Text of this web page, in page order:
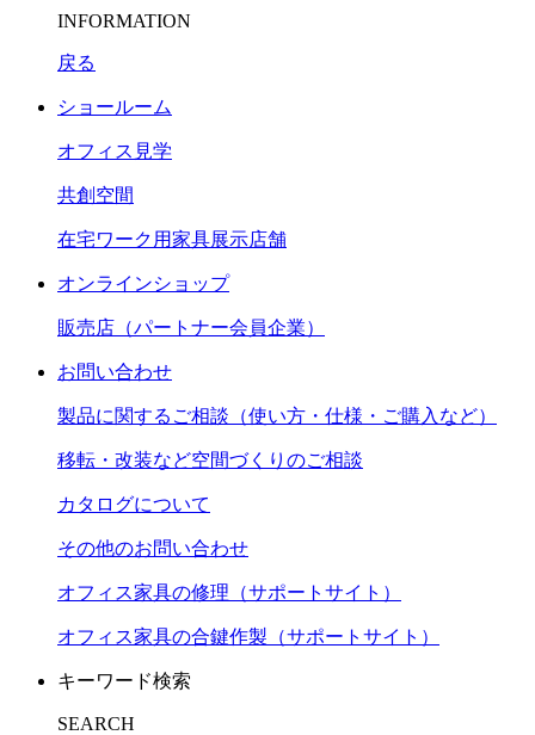
INFORMATION
戻る
ショールーム
オフィス見学
共創空間
在宅ワーク用家具展示店舗
オンラインショップ
販売店（パートナー会員企業）
お問い合わせ
製品に関するご相談（使い方・仕様・ご購入など）
移転・改装など空間づくりのご相談
カタログについて
その他のお問い合わせ
オフィス家具の修理（サポートサイト）
オフィス家具の合鍵作製（サポートサイト）
キーワード検索
SEARCH